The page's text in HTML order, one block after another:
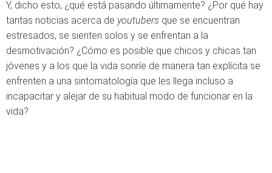
Y, dicho esto, ¿qué está pasando últimamente? ¿Por qué hay
tantas noticias acerca de youtubers que se encuentran
estresados, se sienten solos y se enfrentan a la
desmotivación? ¿Cómo es posible que chicos y chicas tan
jóvenes y a los que la vida sonríe de manera tan explícita se
enfrenten a una sintomatología que les llega incluso a
incapacitar y alejar de su habitual modo de funcionar en la
vida?